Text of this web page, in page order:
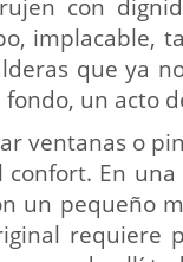
con
implacable,
que ya
un acto
ventanas o
En
un pequeño
requiere